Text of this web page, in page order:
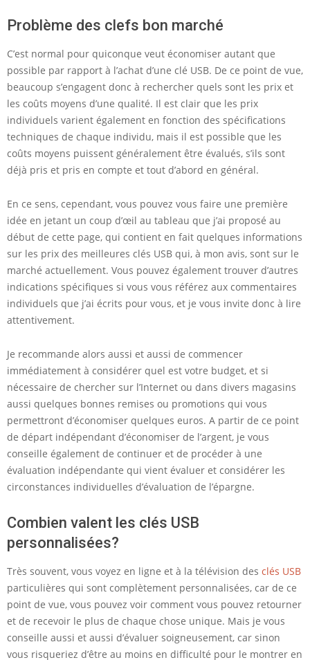
Problème des clefs bon marché
C’est normal pour quiconque veut économiser autant que
possible par rapport à l’achat d’une clé USB. De ce point de vue,
beaucoup s’engagent donc à rechercher quels sont les prix et
les coûts moyens d’une qualité. Il est clair que les prix
individuels varient également en fonction des spécifications
techniques de chaque individu, mais il est possible que les
coûts moyens puissent généralement être évalués, s’ils sont
déjà pris et pris en compte et tout d’abord en général.
En ce sens, cependant, vous pouvez vous faire une première
idée en jetant un coup d’œil au tableau que j’ai proposé au
début de cette page, qui contient en fait quelques informations
sur les prix des meilleures clés USB qui, à mon avis, sont sur le
marché actuellement. Vous pouvez également trouver d’autres
indications spécifiques si vous vous référez aux commentaires
individuels que j’ai écrits pour vous, et je vous invite donc à lire
attentivement.
Je recommande alors aussi et aussi de commencer
immédiatement à considérer quel est votre budget, et si
nécessaire de chercher sur l’Internet ou dans divers magasins
aussi quelques bonnes remises ou promotions qui vous
permettront d’économiser quelques euros. A partir de ce point
de départ indépendant d’économiser de l’argent, je vous
conseille également de continuer et de procéder à une
évaluation indépendante qui vient évaluer et considérer les
circonstances individuelles d’évaluation de l’épargne.
Combien valent les clés USB
personnalisées?
Très souvent, vous voyez en ligne et à la télévision des clés USB
particulières qui sont complètement personnalisées, car de ce
point de vue, vous pouvez voir comment vous pouvez retourner
et de recevoir le plus de chaque chose unique. Mais je vous
conseille aussi et aussi d’évaluer soigneusement, car sinon
vous risqueriez d’être au moins en difficulté pour le montrer en